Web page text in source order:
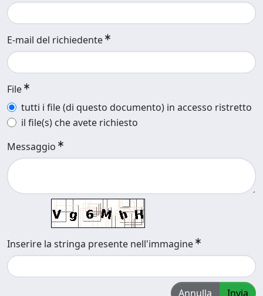
E-mail del richiedente
File
tutti i file (di questo documento) in accesso ristretto
il file(s) che avete richiesto
Messaggio
Inserire la stringa presente nell'immagine
Annulla Invia